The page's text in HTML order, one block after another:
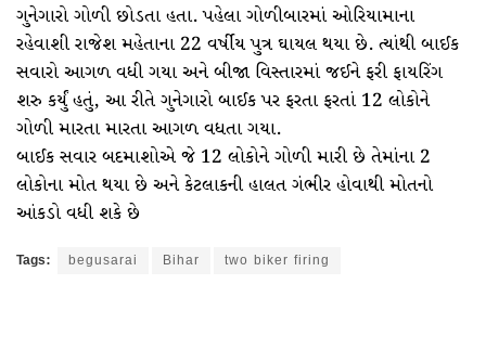
ગુનેગારો ગોળી છોડતા હતા. પહેલા ગોળીબારમાં ઓરિયામાના
રહેવાશી રાજેશ મહેતાના 22 વર્ષીય પુત્ર ઘાયલ થયા છે. ત્યાંથી બાઈક
સવારો આગળ વધી ગયા અને બીજા વિસ્તારમાં જઈને ફરી ફાયરિંગ
શરુ કર્યું હતું, આ રીતે ગુનેગારો બાઈક પર ફરતા ફરતાં 12 લોકોને
ગોળી મારતા મારતા આગળ વધતા ગયા.
બાઈક સવાર બદમાશોએ જે 12 લોકોને ગોળી મારી છે તેમાંના 2
લોકોના મોત થયા છે અને કેટલાકની હાલત ગંભીર હોવાથી મોતનો
આંકડો વધી શકે છે
Tags: begusarai Bihar two biker firing